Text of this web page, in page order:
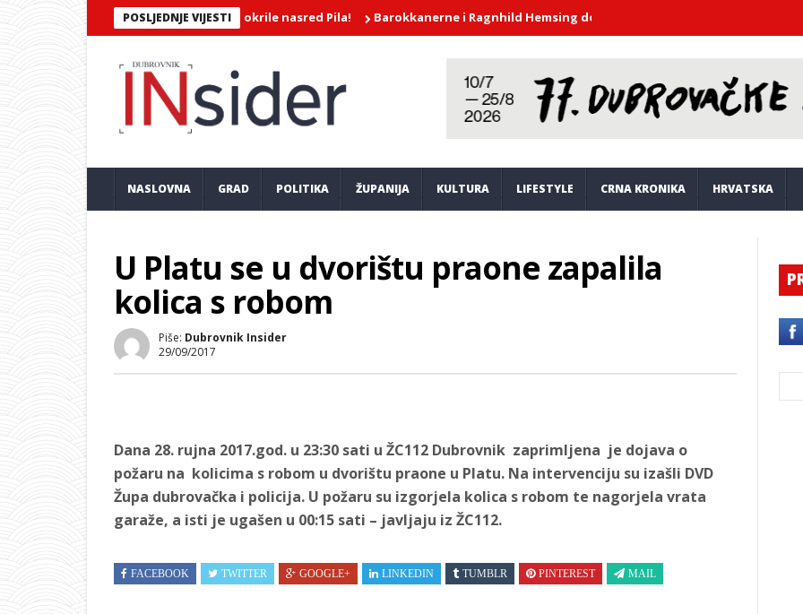
POSLJEDNJE VIJESTI
SNIMKA/Dvije djevojke mokrile nasred Pila! Barokkanerne i Ragnhild Hemsing donijeli duh barokne glazbe u atrij Kneževa
NASLOVNA GRAD POLITIKA ŽUPANIJA KULTURA LIFESTYLE CRNA KRONIKA HRVATSKA
U Platu se u dvorištu praone zapalila
kolica s robom
Piše: Dubrovnik Insider
29/09/2017
Dana 28. rujna 2017.god. u 23:30 sati u ŽC112 Dubrovnik zaprimljena je dojava o
požaru na kolicima s robom u dvorištu praone u Platu. Na intervenciju su izašli DVD
Župa dubrovačka i policija. U požaru su izgorjela kolica s robom te nagorjela vrata
garaže, a isti je ugašen u 00:15 sati – javljaju iz ŽC112.
FACEBOOK TWITTER GOOGLE+ LINKEDIN TUMBLR PINTEREST MAIL